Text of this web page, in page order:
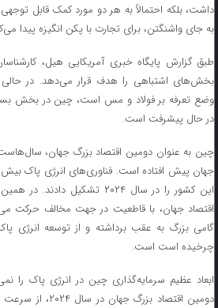
داشت، بلکه احتمالاً به هر دو مورد کمک قابل
به جای واشنگتن، برای تجارت با پکن انگیزه پیدا
طبق گزارش پایگاه خبری آمریکایی هیل،
بخش‌های اشتباهی را هدف قرار می‌دهد. در حالی
وضع تعرفه بر فولاد و مس است، چین در بخش بسیار
در حال پیشرفت است.
چین به عنوان دومین اقتصاد بزرگ جهان، سال‌هاست
این کشور را در سال ۲۰۲۴ تشکیل
اقتصاد جهان، با قاطعیت در جهت مخالف حرکت
گامی بزرگ به عقب برداشته و از توسعه
چرخیده است است.
ابعاد عظیم سرمایه‌گذاری چین در انرژی پاک را